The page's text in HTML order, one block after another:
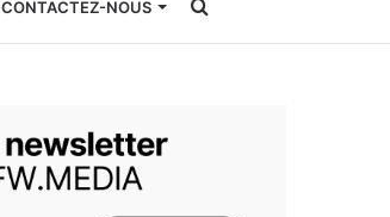
CONTACTEZ-NOUS Rechercher